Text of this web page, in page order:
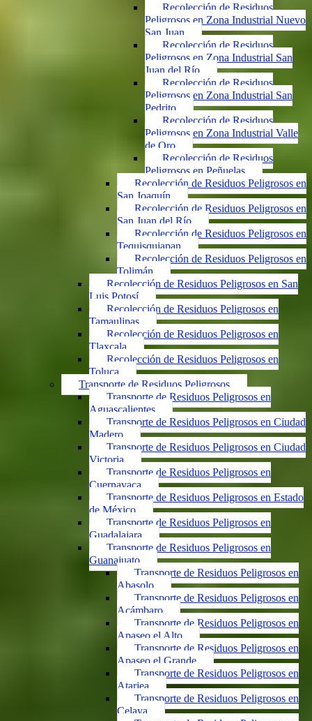
Recolección de Residuos
Peligrosos en Zona Industrial Nuevo
San Juan
Recolección de Residuos
Peligrosos en Zona Industrial San
Juan del Río
Recolección de Residuos
Peligrosos en Zona Industrial San
Pedrito
Recolección de Residuos
Peligrosos en Zona Industrial Valle
de Oro
Recolección de Residuos
Peligrosos en Peñuelas
Recolección de Residuos Peligrosos en
San Joaquín
Recolección de Residuos Peligrosos en
San Juan del Río
Recolección de Residuos Peligrosos en
Tequisquiapan
Recolección de Residuos Peligrosos en
Tolimán
Recolección de Residuos Peligrosos en San
Luis Potosí
Recolección de Residuos Peligrosos en
Tamaulipas
Recolección de Residuos Peligrosos en
Tlaxcala
Recolección de Residuos Peligrosos en
Toluca
Transporte de Residuos Peligrosos
Transporte de Residuos Peligrosos en
Aguascalientes
Transporte de Residuos Peligrosos en Ciudad
Madero
Transporte de Residuos Peligrosos en Ciudad
Victoria
Transporte de Residuos Peligrosos en
Cuernavaca
Transporte de Residuos Peligrosos en Estado
de México
Transporte de Residuos Peligrosos en
Guadalajara
Transporte de Residuos Peligrosos en
Guanajuato
Transporte de Residuos Peligrosos en
Abasolo
Transporte de Residuos Peligrosos en
Acámbaro
Transporte de Residuos Peligrosos en
Apaseo el Alto
Transporte de Residuos Peligrosos en
Apaseo el Grande
Transporte de Residuos Peligrosos en
Atarjea
Transporte de Residuos Peligrosos en
Celaya